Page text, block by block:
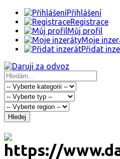
Přihlášení
Registrace
Můj profil
Moje
Přidat
Hledej